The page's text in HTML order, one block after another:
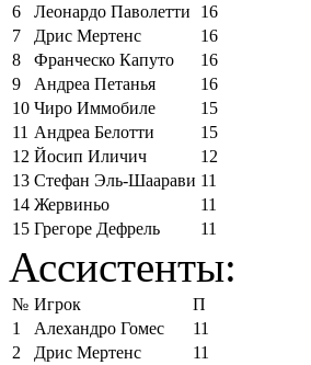
6
Леонардо Паволетти
16
7
Дрис Мертенс
16
8
Франческо Капуто
16
9
Андреа Петанья
16
10 Чиро Иммобиле
15
11 Андреа Белотти
15
12 Йосип Иличич
12
13 Стефан Эль-Шаарави 11
14 Жервиньо
11
15 Грегоре Дефрель 11
Ассистенты:
№ Игрок
П
1
Алехандро Гомес
11
2
Дрис Мертенс
11